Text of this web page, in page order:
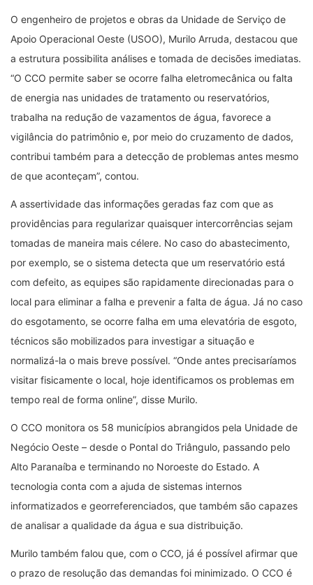
O engenheiro de projetos e obras da Unidade de Serviço de
Apoio Operacional Oeste (USOO), Murilo Arruda, destacou que
a estrutura possibilita análises e tomada de decisões imediatas.
“O CCO permite saber se ocorre falha eletromecânica ou falta
de energia nas unidades de tratamento ou reservatórios,
trabalha na redução de vazamentos de água, favorece a
vigilância do patrimônio e, por meio do cruzamento de dados,
contribui também para a detecção de problemas antes mesmo
de que aconteçam”, contou.
A assertividade das informações geradas faz com que as
providências para regularizar quaisquer intercorrências sejam
tomadas de maneira mais célere. No caso do abastecimento,
por exemplo, se o sistema detecta que um reservatório está
com defeito, as equipes são rapidamente direcionadas para o
local para eliminar a falha e prevenir a falta de água. Já no caso
do esgotamento, se ocorre falha em uma elevatória de esgoto,
técnicos são mobilizados para investigar a situação e
normalizá-la o mais breve possível. “Onde antes precisaríamos
visitar fisicamente o local, hoje identificamos os problemas em
tempo real de forma online”, disse Murilo.
O CCO monitora os 58 municípios abrangidos pela Unidade de
Negócio Oeste – desde o Pontal do Triângulo, passando pelo
Alto Paranaíba e terminando no Noroeste do Estado. A
tecnologia conta com a ajuda de sistemas internos
informatizados e georreferenciados, que também são capazes
de analisar a qualidade da água e sua distribuição.
Murilo também falou que, com o CCO, já é possível afirmar que
o prazo de resolução das demandas foi minimizado. O CCO é